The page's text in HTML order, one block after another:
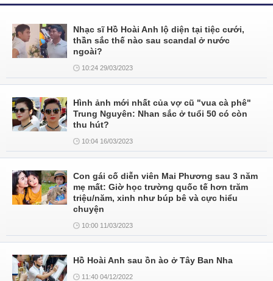
Nhạc sĩ Hồ Hoài Anh lộ diện tại tiệc cưới,
thần sắc thế nào sau scandal ở nước
ngoài?
10:24 29/03/2023
Hình ảnh mới nhất của vợ cũ "vua cà phê"
Trung Nguyên: Nhan sắc ở tuổi 50 có còn
thu hút?
10:04 16/03/2023
Con gái cố diễn viên Mai Phương sau 3 năm
mẹ mất: Giờ học trường quốc tế hơn trăm
triệu/năm, xinh như búp bê và cực hiểu
chuyện
10:00 11/03/2023
Hồ Hoài Anh sau ồn ào ở Tây Ban Nha
11:40 04/12/2022